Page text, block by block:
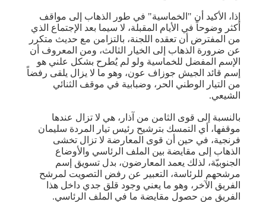
إذا، الأكيد أن "الخماسية" في طور الذهاب إلى مواقف
أكثر وضوحاً في الأيام المقبلة، لا سيما بعد الإجتماع الذي
من المفترض أن تعقده اللجنة، بالتزامن مع حديث متكرر
عن ضرورة الذهاب إلى الخيار الثالث، ومن المعروف أن
الإسم المفضل للخماسية ولو لم يُطرح بشكل علني هو
إسم قائد الجيش ​جوزاف عون​، وهو ما لا يزال يلقى رفضاً
من ​التيار الوطني الحر​، وضبابية في موقف ​الثنائي
الشيعي​.
بالنسبة إلى قوى الثامن من آذار، هي لا تزال عندها
موقفها، أي التمسك بترشيح رئيس ​تيار المردة​ سليمان
فرنجية، في حين أن قوى المعارضة لا تزال تخشى
الذهاب إلى مقايضة بين الملف الرئاسي والأوضاع
الجنوبيّة، لذلك يعمد المعارضون، بدل تسويق إسم
مرشحهم للرئاسة، التعبير عن رفض التصويت لمرشح
الفريق الآخر، وهو ما يعني وجود قلق جدي داخل هذا
الفريق من حصول مقايضة ما في الملف الرئاسي.